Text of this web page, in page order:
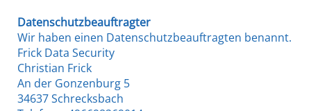
Datenschutz­beauftragter
Wir haben einen Datenschutzbeauftragten benannt.
Frick Data Security
Christian Frick
An der Gonzenburg 5
34637 Schrecksbach